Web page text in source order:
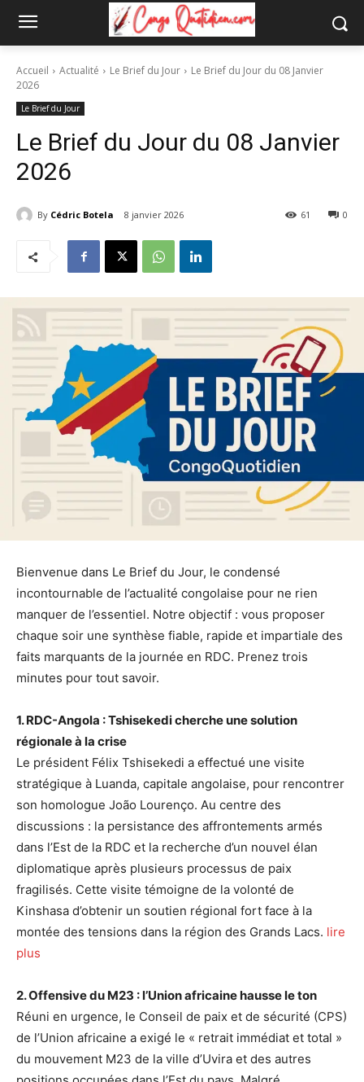
Accueil Actualité Le Brief du Jour
Le Brief du Jour du 08 Janvier
2026
Le Brief du Jour
Le Brief du Jour du 08 Janvier
2026
By Cédric Botela 8 janvier 2026 0
61
Bienvenue dans Le Brief du Jour, le condensé
incontournable de l’actualité congolaise pour ne rien
manquer de l’essentiel. Notre objectif : vous proposer
chaque soir une synthèse fiable, rapide et impartiale des
faits marquants de la journée en RDC. Prenez trois
minutes pour tout savoir.
1. RDC-Angola : Tshisekedi cherche une solution
régionale à la crise
Le président Félix Tshisekedi a effectué une visite
stratégique à Luanda, capitale angolaise, pour rencontrer
son homologue João Lourenço. Au centre des
discussions : la persistance des affrontements armés
dans l’Est de la RDC et la recherche d’un nouvel élan
diplomatique après plusieurs processus de paix
fragilisés. Cette visite témoigne de la volonté de
Kinshasa d’obtenir un soutien régional fort face à la
montée des tensions dans la région des Grands Lacs. lire
plus
2. Offensive du M23 : l’Union africaine hausse le ton
Réuni en urgence, le Conseil de paix et de sécurité (CPS)
de l’Union africaine a exigé le « retrait immédiat et total »
du mouvement M23 de la ville d’Uvira et des autres